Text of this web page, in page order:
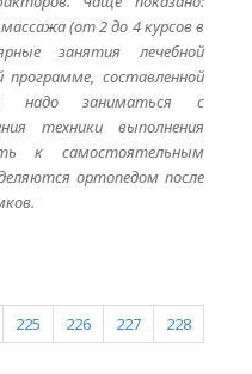
(от 2 до 4 курсов в
занятия лечебной
программе, составленной
надо заниматься с
техники выполнения
к самостоятельным
ортопедом после
225 226 227
228